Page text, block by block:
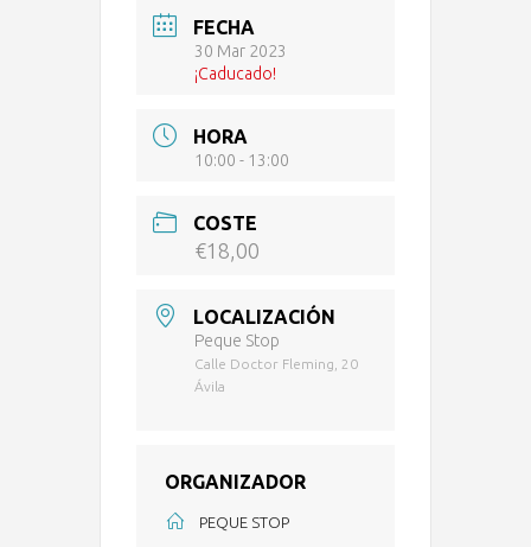
FECHA
30 Mar 2023
¡Caducado!
HORA
10:00 - 13:00
COSTE
€18,00
LOCALIZACIÓN
Peque Stop
Calle Doctor Fleming, 20
Ávila
ORGANIZADOR
PEQUE STOP